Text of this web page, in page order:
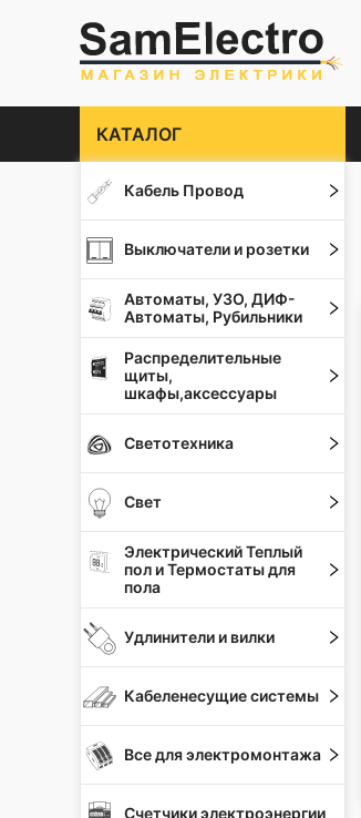
КАТАЛОГ
Кабель Провод
Выключатели и розетки
Автоматы, УЗО, ДИФ-
Автоматы, Рубильники
Распределительные
щиты,
шкафы,аксессуары
Светотехника
Свет
Электрический Теплый
пол и Термостаты для
пола
Удлинители и вилки
Кабеленесущие системы
Все для электромонтажа
Счетчики электроэнергии